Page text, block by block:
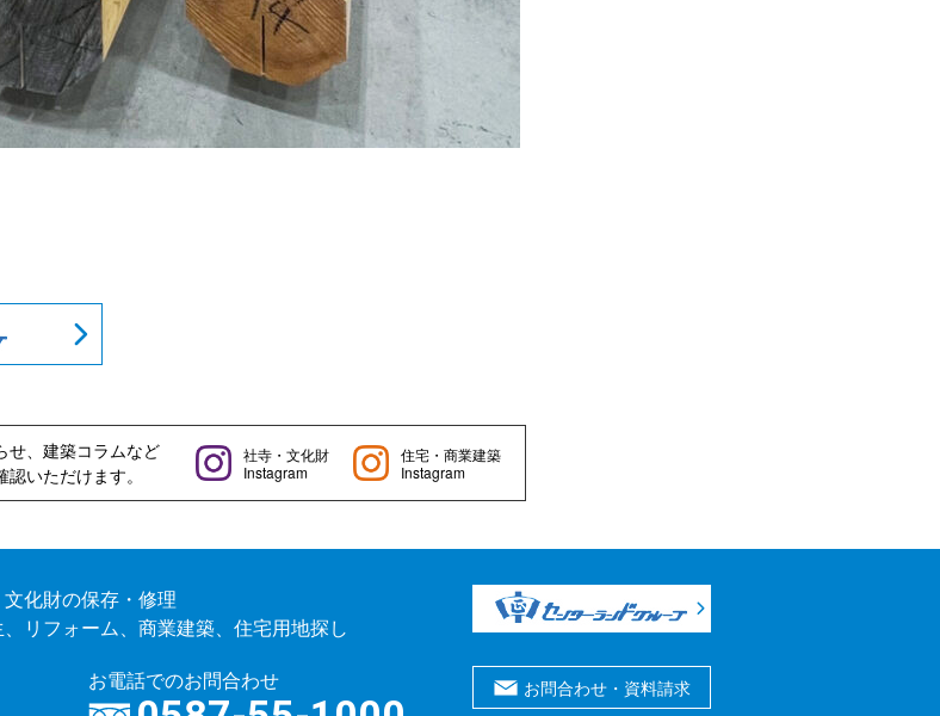
せ、建築コラムなど
いただけます。
社寺・文化財
Instagram
住宅・商業建築
Instagram
化財の保存・修理
リフォーム、商業建築、住宅用地探し
お電話でのお問合わせ お問合わせ・資料請求